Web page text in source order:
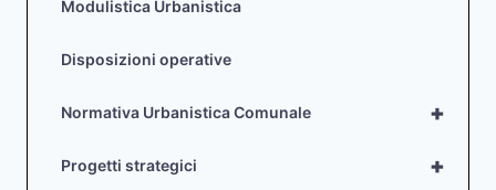
Modulistica Urbanistica
Disposizioni operative
+
Normativa Urbanistica Comunale
+
Progetti strategici